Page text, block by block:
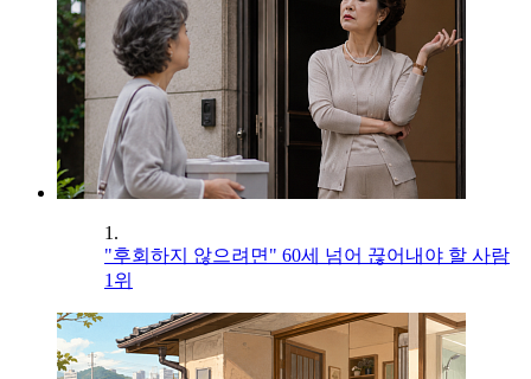
1.
"후회하지 않으려면" 60세 넘어 끊어내야 할 사람
1위